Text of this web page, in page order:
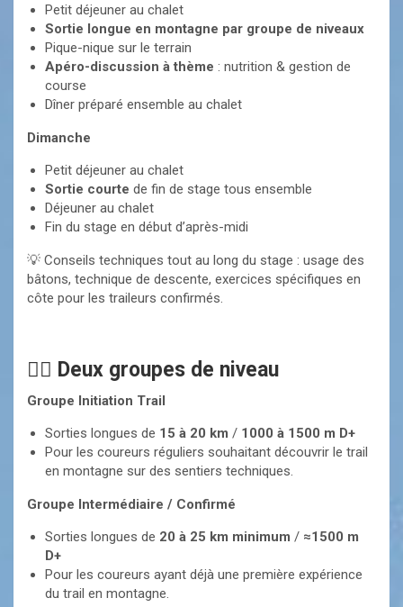
Petit déjeuner au chalet
Sortie longue en montagne par groupe de niveaux
Pique-nique sur le terrain
Apéro-discussion à thème : nutrition & gestion de
course
Dîner préparé ensemble au chalet
Dimanche
Petit déjeuner au chalet
Sortie courte de fin de stage tous ensemble
Déjeuner au chalet
Fin du stage en début d’après-midi
💡 Conseils techniques tout au long du stage : usage des
bâtons, technique de descente, exercices spécifiques en
côte pour les traileurs confirmés.
🏃‍♂️ Deux groupes de niveau
Groupe Initiation Trail
Sorties longues de 15 à 20 km / 1000 à 1500 m D+
Pour les coureurs réguliers souhaitant découvrir le trail
en montagne sur des sentiers techniques.
Groupe Intermédiaire / Confirmé
Sorties longues de 20 à 25 km minimum / ≈1500 m
D+
Pour les coureurs ayant déjà une première expérience
du trail en montagne.